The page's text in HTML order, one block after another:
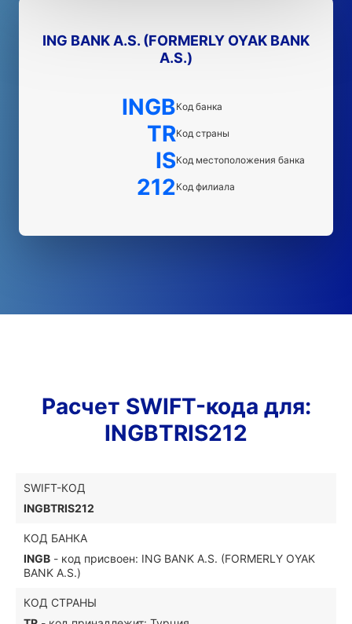
ING BANK A.S. (FORMERLY OYAK BANK
A.S.)
INGBКод банка
TRКод страны
ISКод местоположения банка
212Код филиала
Расчет SWIFT-кода для:
INGBTRIS212
SWIFT-КОД
INGBTRIS212
КОД БАНКА
INGB - код присвоен: ING BANK A.S. (FORMERLY OYAK
BANK A.S.)
КОД СТРАНЫ